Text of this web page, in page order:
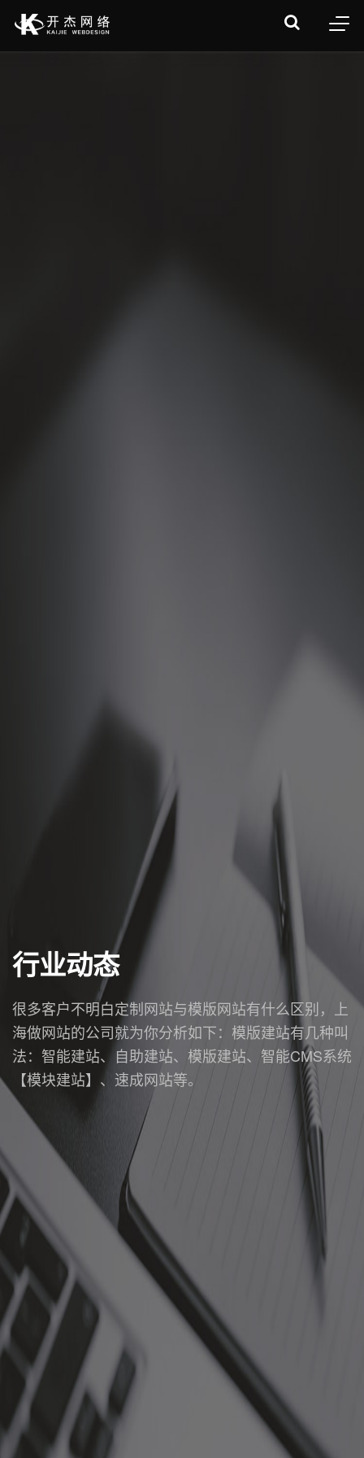
行业动态
很多客户不明白定制网站与模版网站有什么区别，上
海做网站的公司就为你分析如下：模版建站有几种叫
法：智能建站、自助建站、模版建站、智能CMS系统
【模块建站】、速成网站等。